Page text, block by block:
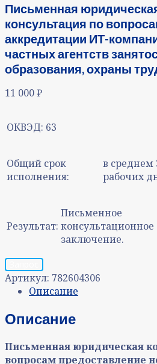
Письменная
консультация по
аккредитации ИТ-
частных агентств
образования, охраны
11 000₽
ОКВЭД: 63
Общий срок
исполнения:
в среднем
рабочих
Результат:
Письменное
консультационное
заключение.
Артикул: 782604306
Описание
Описание
Письменная юридическая
вопросам предоставление